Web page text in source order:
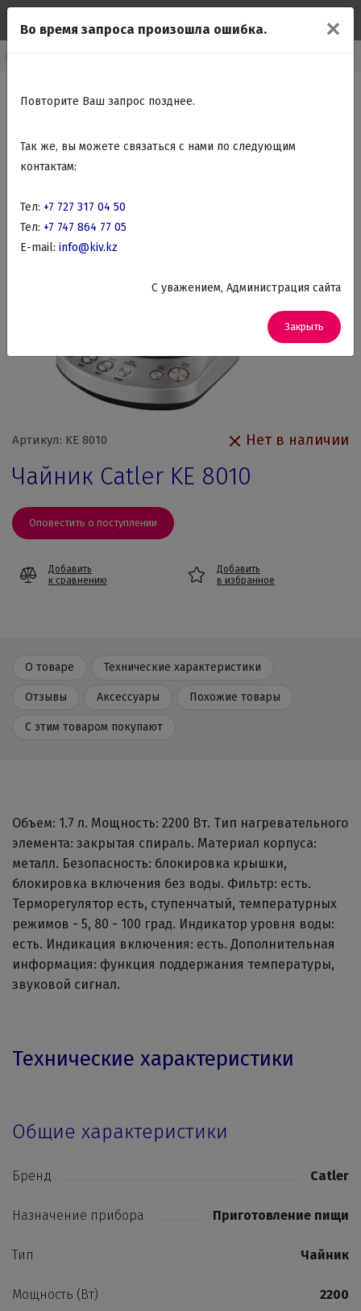
Артикул: KE 8010 Нет в наличии
Чайник Catler KE 8010
Оповестить о поступлении
Добавить
к сравнению
Добавить
в избранное
О товаре Технические характеристики
Отзывы Аксессуары Похожие товары
С этим товаром покупают
Объем: 1.7 л. Мощность: 2200 Вт. Тип нагревательного
элемента: закрытая спираль. Материал корпуса:
металл. Безопасность: блокировка крышки,
блокировка включения без воды. Фильтр: есть.
Терморегулятор есть, ступенчатый, температурных
режимов - 5, 80 - 100 град. Индикатор уровня воды:
есть. Индикация включения: есть. Дополнительная
информация: функция поддержания температуры,
звуковой сигнал.
Технические характеристики
Общие характеристики
Бренд Catler
Назначение прибора Приготовление пищи
Тип Чайник
Мощность (Вт) 2200
✕
Во время запроса произошла ошибка.
Повторите Ваш запрос позднее.
Так же, вы можете связаться с нами по следующим
контактам:
Тел: +7 727 317 04 50
Тел: +7 747 864 77 05
E-mail: info@kiv.kz
C уважением, Администрация сайта
Закрыть